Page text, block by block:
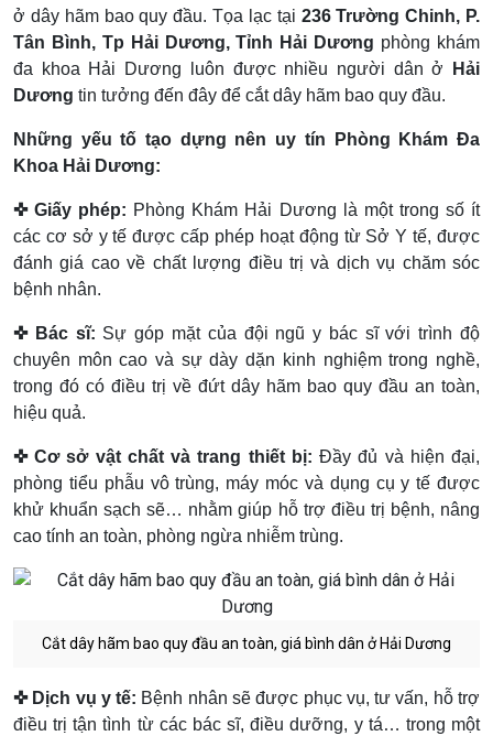
ở dây hãm bao quy đầu. Tọa lạc tại 236 Trường Chinh, P.
Tân Bình, Tp Hải Dương, Tỉnh Hải Dương phòng khám
đa khoa Hải Dương luôn được nhiều người dân ở
Hải
Dương tin tưởng đến đây để cắt dây hãm bao quy đầu.
Những yếu tố tạo dựng nên uy tín Phòng Khám Đa
Khoa Hải Dương:
✜ Giấy phép: Phòng Khám Hải Dương là một trong số ít
các cơ sở y tế được cấp phép hoạt động từ Sở Y tế, được
đánh giá cao về chất lượng điều trị và dịch vụ chăm sóc
bệnh nhân.
✜ Bác sĩ: Sự góp mặt của đội ngũ y bác sĩ với trình độ
chuyên môn cao và sự dày dặn kinh nghiệm trong nghề,
trong đó có điều trị về đứt dây hãm bao quy đầu an toàn,
hiệu quả.
✜ Cơ sở vật chất và trang thiết bị: Đầy đủ và hiện đại,
phòng tiểu phẫu vô trùng, máy móc và dụng cụ y tế được
khử khuẩn sạch sẽ… nhằm giúp hỗ trợ điều trị bệnh, nâng
cao tính an toàn, phòng ngừa nhiễm trùng.
Cắt dây hãm bao quy đầu an toàn, giá bình dân ở Hải Dương
✜ Dịch vụ y tế: Bệnh nhân sẽ được phục vụ, tư vấn, hỗ trợ
điều trị tận tình từ các bác sĩ, điều dưỡng, y tá… trong một